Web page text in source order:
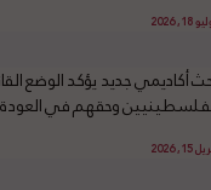
18, 2026
أكاديمي جديد يؤكد الوضع
وحقهم في العودة
15, 2026